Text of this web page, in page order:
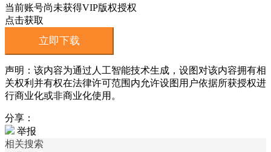
当前账号尚未获得VIP版权授权
点击获取
立即下载
声明：该内容为通过人工智能技术生成，设图对该内容拥有相
关权利并有权在法律许可范围内允许设图用户依据所获授权进
行商业化或非商业化使用。
分享：
举报
相关搜索